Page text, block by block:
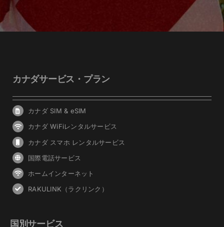
カナダサービス・プラン
カナダ SIM & eSIM
カナダ WiFiレンタルサービス
カナダ スマホ レンタルサービス
国際電話サービス
ホームインターネット
RAKULINK（ラクリンク）
国別サービス